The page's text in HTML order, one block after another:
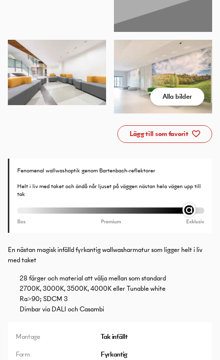
Alla bilder
Lägg till som favorit
Fenomenal wallwashoptik genom Bartenbach-reflektorer
Helt i liv med taket och ändå når ljuset på väggen nästan hela vägen upp till
tak
En nästan magisk infälld fyrkantig wallwasharmatur som ligger helt i liv
med taket
28 färger och material att välja mellan som standard
2700K, 3000K, 3500K, 4000K eller Tunable white
Ra>90; SDCM 3
Dimbar via DALI och Casambi
Montage
Tak infällt
Form
Fyrkantig